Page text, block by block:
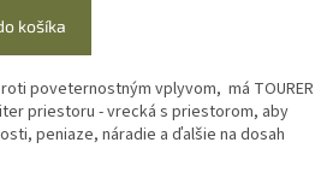
košíka
poveternostným vplyvom, má TOURER
priestoru - vrecká s priestorom, aby
peniaze, náradie a ďalšie na dosah